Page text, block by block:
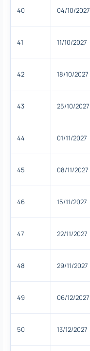
40 04/10/2027
41 11/10/2027
42 18/10/2027
43 25/10/2027
44 01/11/2027
45 08/11/2027
46 15/11/2027
47 22/11/2027
48 29/11/2027
49 06/12/2027
50 13/12/2027